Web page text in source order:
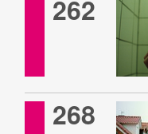
262
268